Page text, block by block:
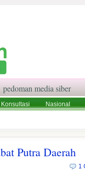
pedoman media siber
Konsultasi Nasional
Putra Daerah
1